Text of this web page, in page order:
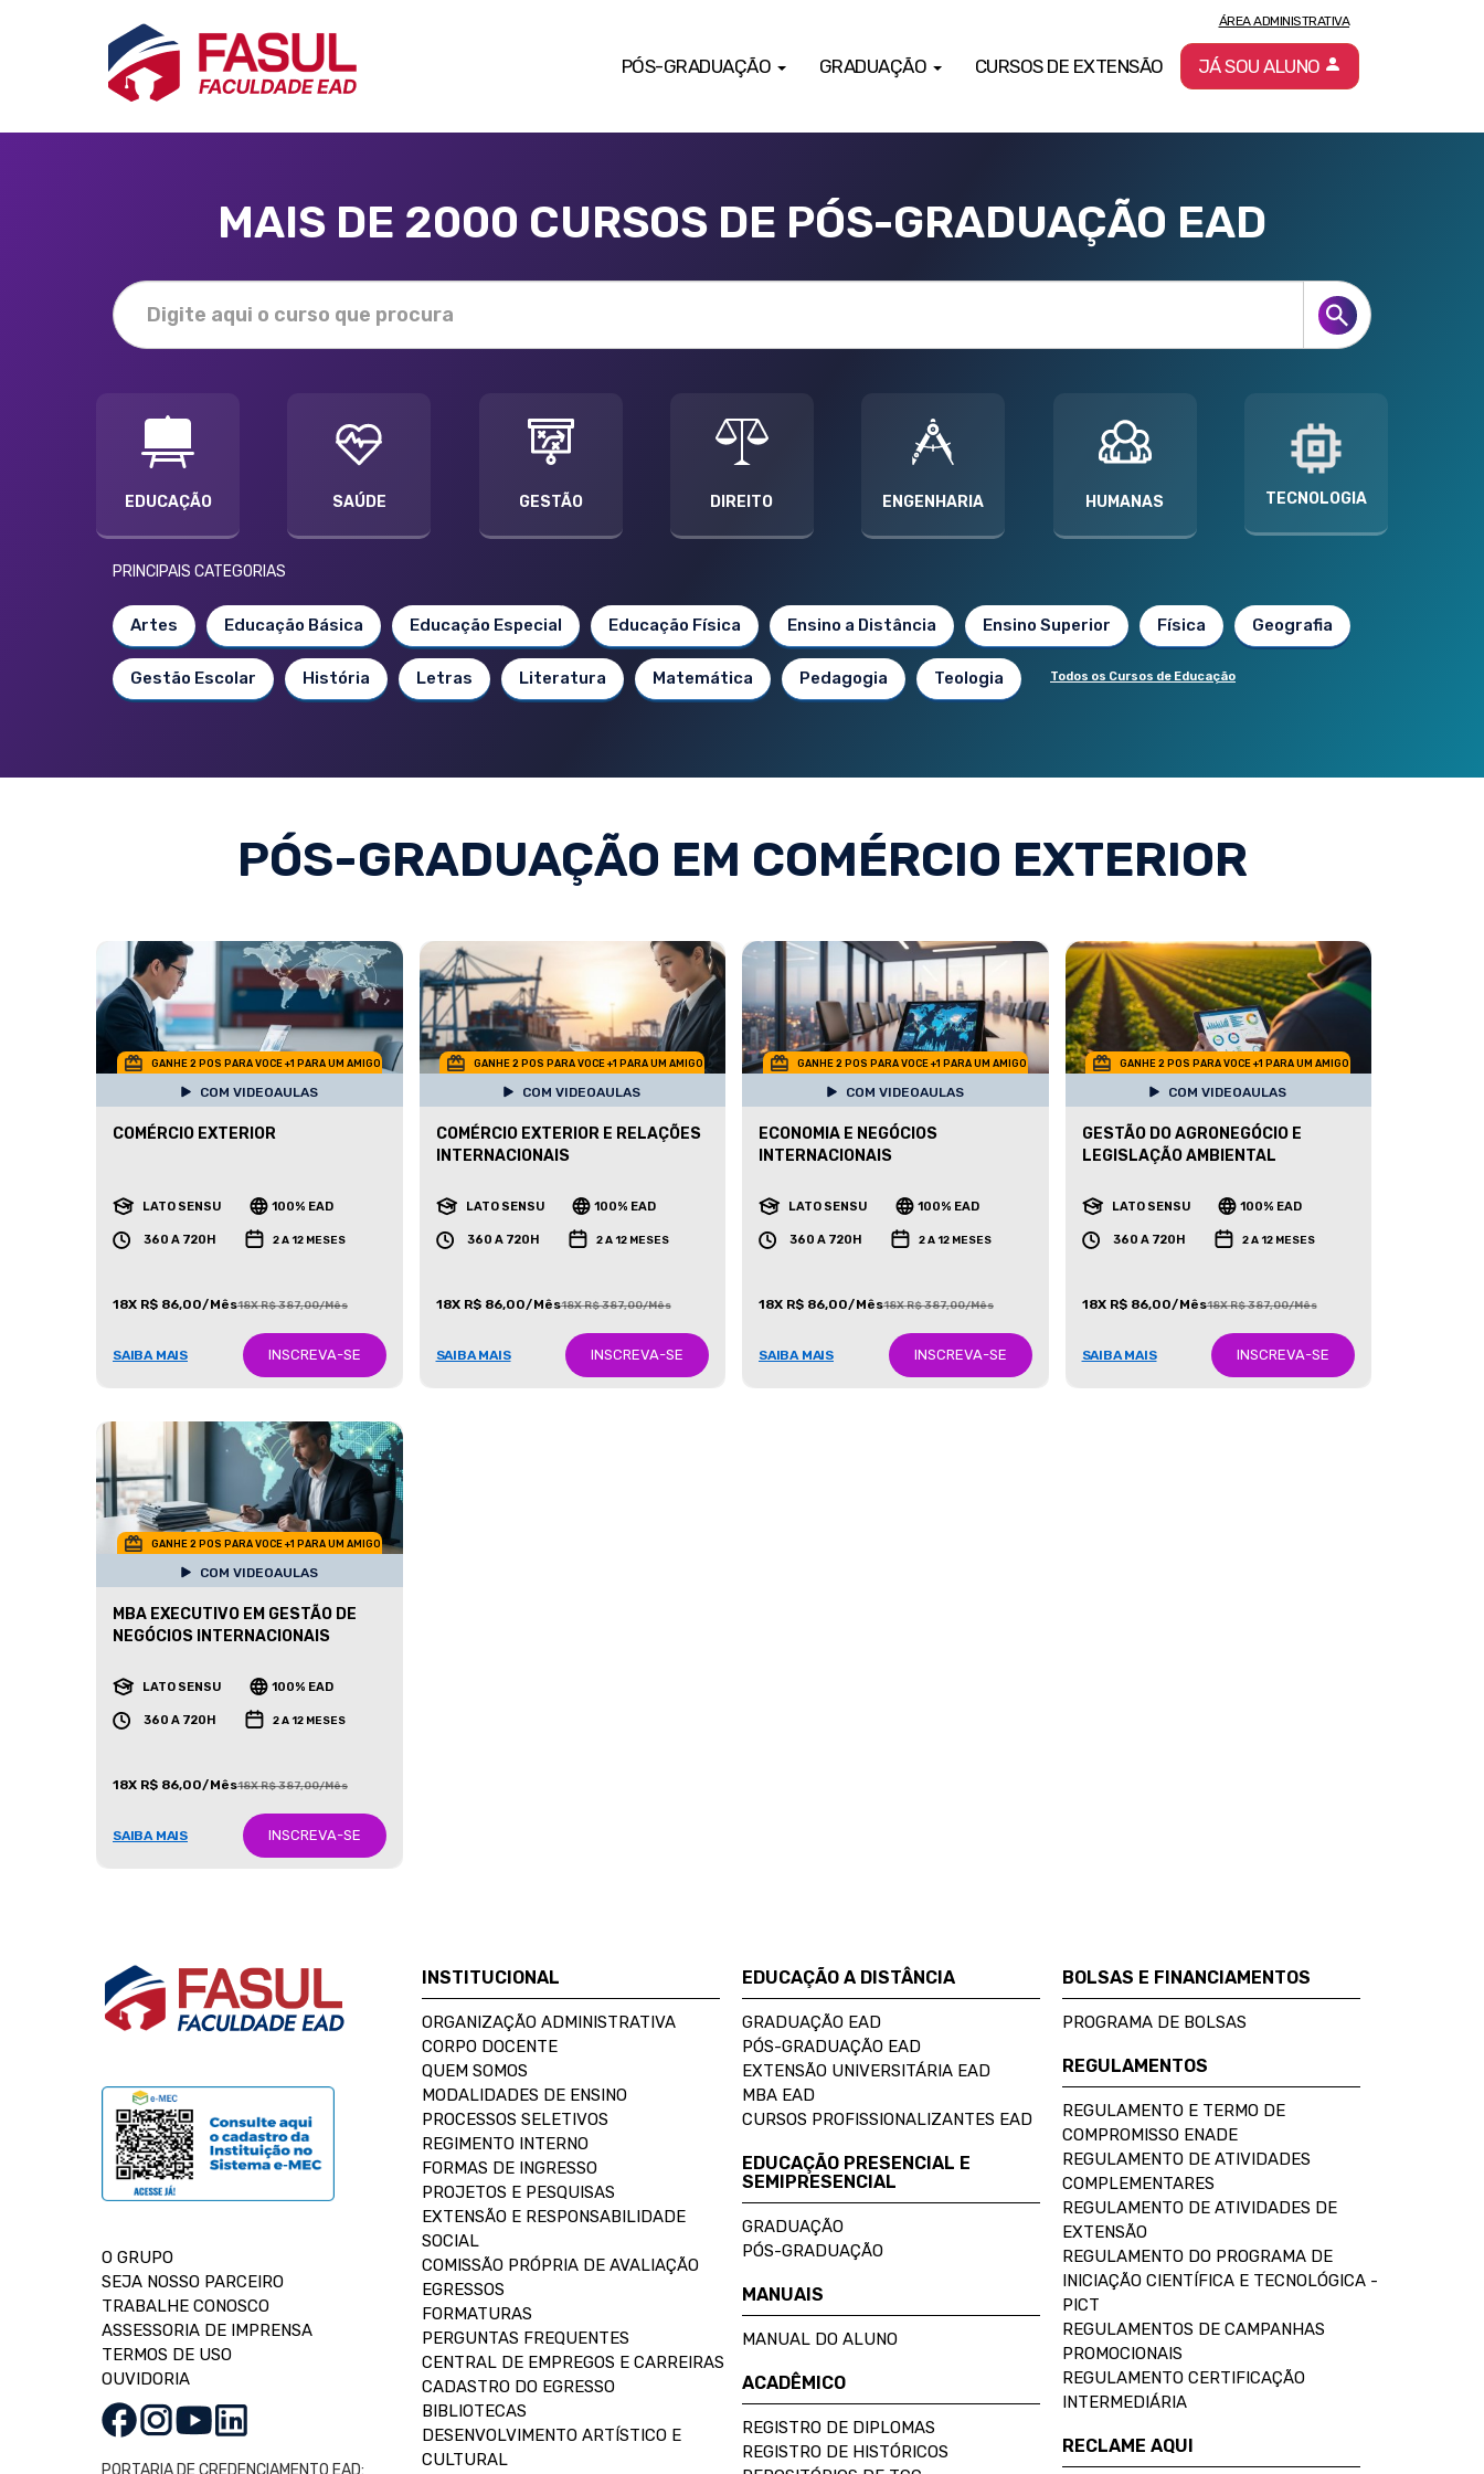
PÓS-GRADUAÇÃO GRADUAÇÃO CURSOS DE EXTENSÃO
ÁREA ADMINISTRATIVA
JÁ SOU ALUNO
MAIS DE 2000 CURSOS DE PÓS-GRADUAÇÃO EAD
EDUCAÇÃO SAÚDE GESTÃO DIREITO ENGENHARIA HUMANAS TECNOLOGIA
PRINCIPAIS CATEGORIAS
Artes Educação Básica Educação Especial Educação Física Ensino a Distância Ensino Superior Física Geografia
Gestão Escolar História Letras Literatura Matemática Pedagogia Teologia Todos os Cursos de Educação
PÓS-GRADUAÇÃO EM COMÉRCIO EXTERIOR
GANHE 2 POS PARA VOCE +1 PARA UM AMIGO
COM VIDEOAULAS
COMÉRCIO EXTERIOR
LATO SENSU 100% EAD
360 A 720H 2 A 12 MESES
18X R$ 86,00/Mês18X R$ 387,00/Mês
SAIBA MAIS INSCREVA-SE
GANHE 2 POS PARA VOCE +1 PARA UM AMIGO
COM VIDEOAULAS
COMÉRCIO EXTERIOR E RELAÇÕES
INTERNACIONAIS
LATO SENSU 100% EAD
360 A 720H 2 A 12 MESES
18X R$ 86,00/Mês18X R$ 387,00/Mês
SAIBA MAIS INSCREVA-SE
GANHE 2 POS PARA VOCE +1 PARA UM AMIGO
COM VIDEOAULAS
ECONOMIA E NEGÓCIOS
INTERNACIONAIS
LATO SENSU 100% EAD
360 A 720H 2 A 12 MESES
18X R$ 86,00/Mês18X R$ 387,00/Mês
SAIBA MAIS INSCREVA-SE
GANHE 2 POS PARA VOCE +1 PARA UM AMIGO
COM VIDEOAULAS
GESTÃO DO AGRONEGÓCIO E
LEGISLAÇÃO AMBIENTAL
LATO SENSU 100% EAD
360 A 720H 2 A 12 MESES
18X R$ 86,00/Mês18X R$ 387,00/Mês
SAIBA MAIS INSCREVA-SE
GANHE 2 POS PARA VOCE +1 PARA UM AMIGO
COM VIDEOAULAS
MBA EXECUTIVO EM GESTÃO DE
NEGÓCIOS INTERNACIONAIS
LATO SENSU 100% EAD
360 A 720H 2 A 12 MESES
18X R$ 86,00/Mês18X R$ 387,00/Mês
SAIBA MAIS INSCREVA-SE
O GRUPO
SEJA NOSSO PARCEIRO
TRABALHE CONOSCO
ASSESSORIA DE IMPRENSA
TERMOS DE USO
OUVIDORIA
PORTARIA DE CREDENCIAMENTO EAD:
INSTITUCIONAL
ORGANIZAÇÃO ADMINISTRATIVA
CORPO DOCENTE
QUEM SOMOS
MODALIDADES DE ENSINO
PROCESSOS SELETIVOS
REGIMENTO INTERNO
FORMAS DE INGRESSO
PROJETOS E PESQUISAS
EXTENSÃO E RESPONSABILIDADE
SOCIAL
COMISSÃO PRÓPRIA DE AVALIAÇÃO
EGRESSOS
FORMATURAS
PERGUNTAS FREQUENTES
CENTRAL DE EMPREGOS E CARREIRAS
CADASTRO DO EGRESSO
BIBLIOTECAS
DESENVOLVIMENTO ARTÍSTICO E
CULTURAL
EDUCAÇÃO A DISTÂNCIA
GRADUAÇÃO EAD
PÓS-GRADUAÇÃO EAD
EXTENSÃO UNIVERSITÁRIA EAD
MBA EAD
CURSOS PROFISSIONALIZANTES EAD
EDUCAÇÃO PRESENCIAL E
SEMIPRESENCIAL
GRADUAÇÃO
PÓS-GRADUAÇÃO
MANUAIS
MANUAL DO ALUNO
ACADÊMICO
REGISTRO DE DIPLOMAS
REGISTRO DE HISTÓRICOS
BOLSAS E FINANCIAMENTOS
PROGRAMA DE BOLSAS
REGULAMENTOS
REGULAMENTO E TERMO DE
COMPROMISSO ENADE
REGULAMENTO DE ATIVIDADES
COMPLEMENTARES
REGULAMENTO DE ATIVIDADES DE
EXTENSÃO
REGULAMENTO DO PROGRAMA DE
INICIAÇÃO CIENTÍFICA E TECNOLÓGICA -
PICT
REGULAMENTOS DE CAMPANHAS
PROMOCIONAIS
REGULAMENTO CERTIFICAÇÃO
INTERMEDIÁRIA
RECLAME AQUI